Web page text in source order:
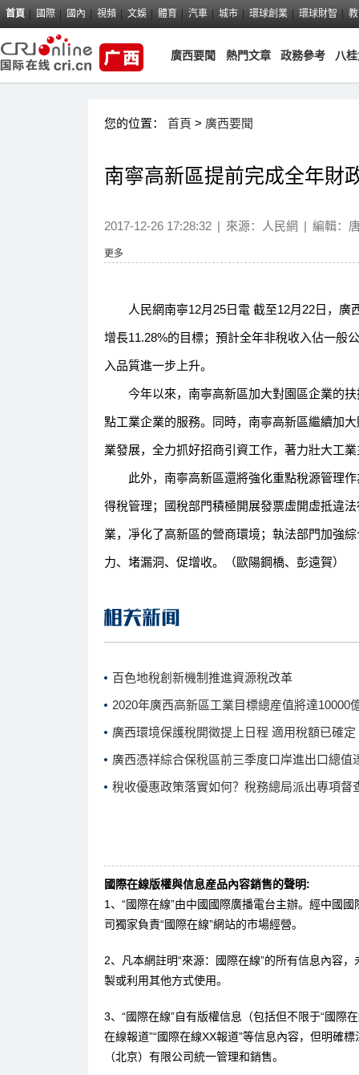
首頁 國際 國內 視頻 文娛 體育 汽車 城市 環球創業 環球財智
廣西要聞 熱門文章 政務參考 八
您的位置： 首頁 > 廣西要聞
南寧高新區提前完成全年財
2017-12-26 17:28:32 | 來源： 人民網 | 編輯：
更多
人民網南寧12月25日電 截至12月22日，廣
增長11.28%的目標；預計全年非稅收入佔一般
入品質進一步上升。
今年以來，南寧高新區加大對園區企業的扶
點工業企業的服務。同時，南寧高新區繼續加
業發展，全力抓好招商引資工作，著力壯大工
此外，南寧高新區還將強化重點稅源管理作
得稅管理；國稅部門積極開展發票虛開虛抵違
業，凈化了高新區的營商環境；執法部門加強
力、堵漏洞、促增收。（歐陽鋼橋、彭遠賀）
百色地稅創新機制推進資源稅改革
2020年廣西高新區工業目標總産值將達10000
廣西環境保護稅開徵提上日程 適用稅額已確定
廣西憑祥綜合保稅區前三季度口岸進出口總值
稅收優惠政策落實如何？稅務總局派出專項督
國際在線版權與信息産品內容銷售的聲明:
1、“國際在線”由中國國際廣播電台主辦。經中國
司獨家負責“國際在線”網站的市場經營。
2、凡本網註明“來源：國際在線”的所有信息內容
製或利用其他方式使用。
3、“國際在線”自有版權信息（包括但不限于“國際
在線報道”“國際在線XX報道”等信息內容，但明確
（北京）有限公司統一管理和銷售。